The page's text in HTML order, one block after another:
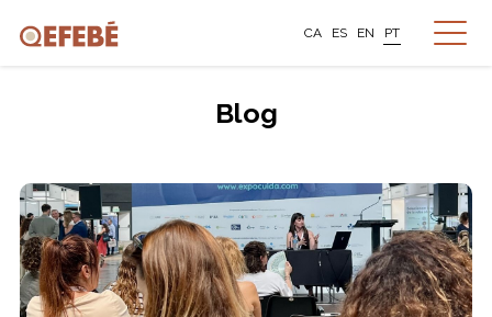
CA ES EN PT
Blog